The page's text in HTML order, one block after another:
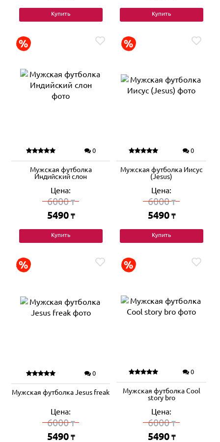
Купить Купить
0
Мужская футболка
Индийский слон
Цена:
6000₸
5490 ₸
Купить
0
Мужская футболка Иисус
(Jesus)
Цена:
6000₸
5490 ₸
Купить
0
Мужская футболка Jesus freak
Цена:
6000₸
5490 ₸
0
Мужская футболка Cool
story bro
Цена:
6000₸
5490 ₸